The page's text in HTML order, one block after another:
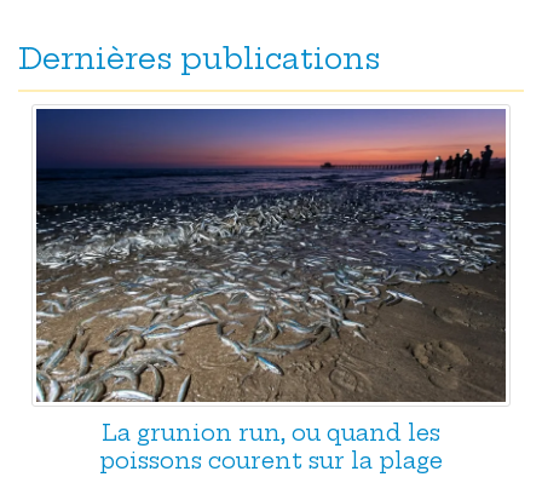
Dernières publications
La grunion run, ou quand les
poissons courent sur la plage